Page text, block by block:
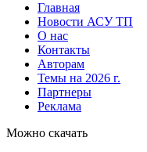
Главная
Новости АСУ ТП
О нас
Контакты
Авторам
Темы на 2026 г.
Партнеры
Реклама
Можно скачать